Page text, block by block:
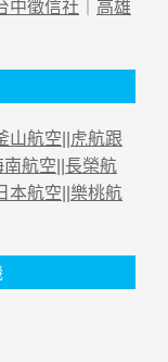
中徵信社 ｜ 高雄
山航空
虎航跟
南航空 長榮航
本航空 樂桃航